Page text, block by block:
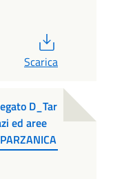
Scarica
D_Tar
ed aree